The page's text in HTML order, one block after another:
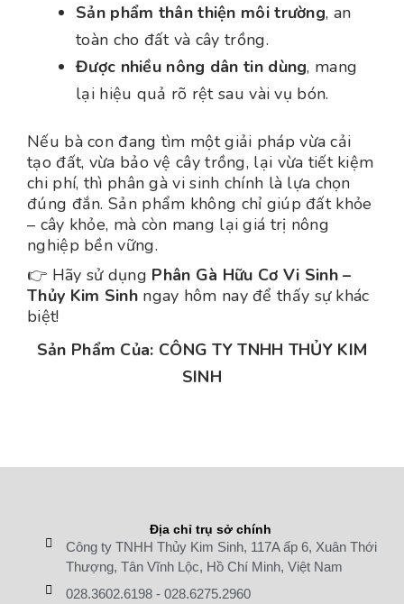
Sản phẩm thân thiện môi trường, an
toàn cho đất và cây trồng.
Được nhiều nông dân tin dùng, mang
lại hiệu quả rõ rệt sau vài vụ bón.
Nếu bà con đang tìm một giải pháp vừa cải
tạo đất, vừa bảo vệ cây trồng, lại vừa tiết kiệm
chi phí, thì phân gà vi sinh chính là lựa chọn
đúng đắn. Sản phẩm không chỉ giúp đất khỏe
– cây khỏe, mà còn mang lại giá trị nông
nghiệp bền vững.
👉 Hãy sử dụng Phân Gà Hữu Cơ Vi Sinh –
Thủy Kim Sinhngay hôm nay để thấy sự khác
biệt!
Sản Phẩm Của: CÔNG TY TNHH THỦY KIM
SINH
Địa chỉ trụ sở chính
Công ty TNHH Thủy Kim Sinh, 117A ấp 6, Xuân Thới
Thượng, Tân Vĩnh Lộc, Hồ Chí Minh, Việt Nam
028.3602.6198- 028.6275.2960